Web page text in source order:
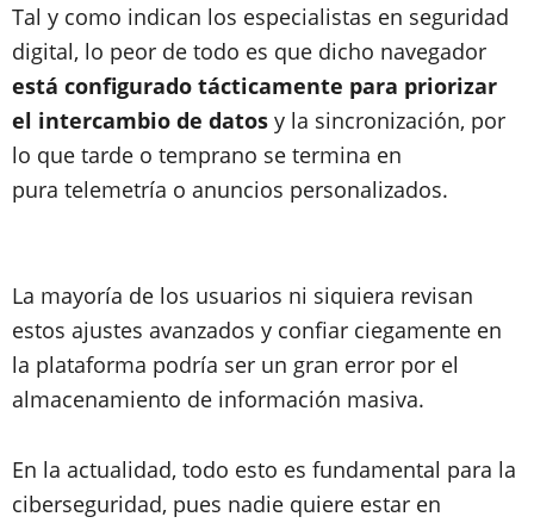
Tal y como indican los especialistas en seguridad
digital, lo peor de todo es que dicho navegador
está configurado tácticamente para priorizar
el intercambio de datos y la sincronización, por
lo que tarde o temprano se termina en
pura telemetría o anuncios personalizados.
La mayoría de los usuarios ni siquiera revisan
estos ajustes avanzados y confiar ciegamente en
la plataforma podría ser un gran error por el
almacenamiento de información masiva.
En la actualidad, todo esto es fundamental para la
ciberseguridad, pues nadie quiere estar en